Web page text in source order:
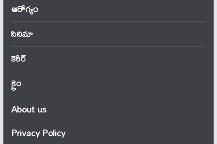
ఆరోగ్యం
సినిమా
కెరీర్
క్రైం
About us
Privacy Policy